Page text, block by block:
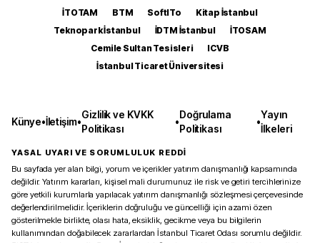
İTOTAM BTM SoftITo
Kitap İstanbul
Teknopark İstanbul
İDTM İstanbul
İTOSAM
Cemile Sultan Tesisleri
ICVB
İstanbul Ticaret Üniversitesi
Künye•İletişim•
Gizlilik ve KVKK
Politikası
•
Doğrulama
Politikası
•
Yayın
İlkeleri
YASAL UYARI VE SORUMLULUK REDDİ
Bu sayfada yer alan bilgi, yorum ve içerikler yatırım danışmanlığı kapsamında
değildir. Yatırım kararları, kişisel mali durumunuz ile risk ve getiri tercihlerinize
göre yetkili kurumlarla yapılacak yatırım danışmanlığı sözleşmesi çerçevesinde
değerlendirilmelidir. İçeriklerin doğruluğu ve güncelliği için azami özen
gösterilmekle birlikte, olası hata, eksiklik, gecikme veya bu bilgilerin
kullanımından doğabilecek zararlardan İstanbul Ticaret Odası sorumlu değildir.